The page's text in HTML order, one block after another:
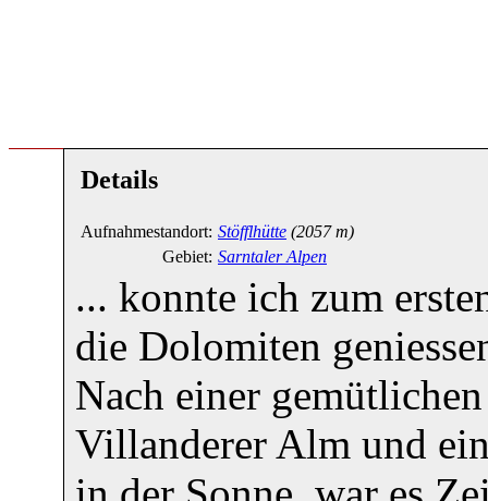
Details
Aufnahmestandort: Stöfflhütte (2057 m)
Gebiet: Sarntaler Alpen
... konnte ich zum
die Dolomiten
Nach einer
Villanderer Alm und